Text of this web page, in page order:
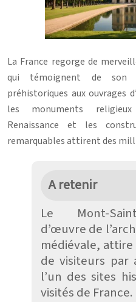
La France regorge de
qui témoignent de son
préhistoriques aux ouvrages
les monuments
Renaissance et les
remarquables attirent des
A retenir
Le Mont-
d’œuvre de
médiévale,
de visiteurs par
l’un des sites
visités de France.